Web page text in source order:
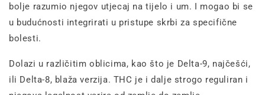
bolje razumio njegov utjecaj na tijelo i um. I mogao bi se
u budućnosti integrirati u pristupe skrbi za specifične
bolesti.
Dolazi u različitim oblicima, kao što je Delta-9, najčešći,
ili Delta-8, blaža verzija. THC je i dalje strogo reguliran i